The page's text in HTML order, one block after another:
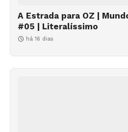
A Estrada para OZ |
#05 | Literalíssimo
há 16 dias